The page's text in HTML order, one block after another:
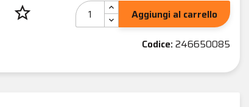
star_border
Aggiungi al carrello
Codice:246650085